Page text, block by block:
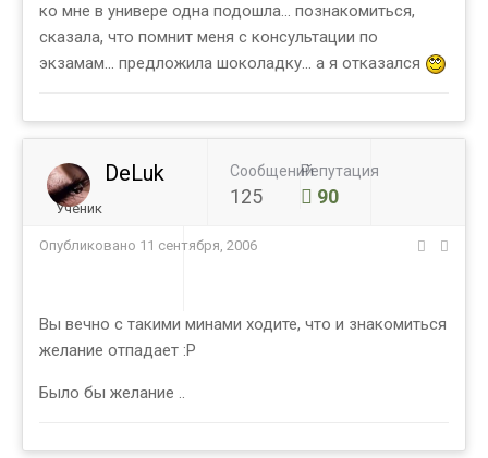
ко мне в универе одна подошла... познакомиться,
сказала, что помнит меня с консультации по
экзамам... предложила шоколадку... а я отказался
DeLuk
Ученик
Сообщений
125
Репутация
90
Опубликовано 11 сентября, 2006
Вы вечно с такими минами ходите, что и знакомиться
желание отпадает :Р
Было бы желание ..